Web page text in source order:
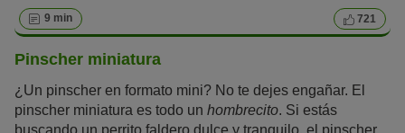
9 min 721
Pinscher miniatura
¿Un pinscher en formato mini? No te dejes engañar. El
pinscher miniatura es todo un hombrecito. Si estás